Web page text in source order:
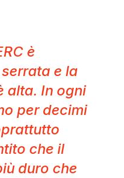
è
e la
alta. In ogni
per decimi
che il
duro che